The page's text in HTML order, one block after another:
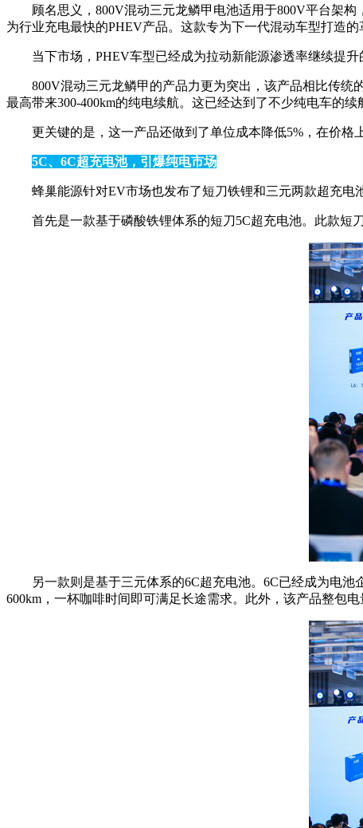
顾名思义，800V混动三元龙鳞甲电池适用于800V平台架
为行业充电最快的PHEV产品。这款专为下一代混动车型打造的
当下市场，PHEV车型已经成为拉动新能源渗透率继续提
800V混动三元龙鳞甲的产品力更为突出，该产品相比传统
最高带来300-400km的纯电续航。这已经达到了不少纯电车的续
更关键的是，这一产品还做到了单位成本降低5%，在价格
5C、6C超充电池，引爆纯电市场
蜂巢能源针对EV市场也发布了短刀铁锂和三元两款超充电
首先是一款基于磷酸铁锂体系的短刀5C超充电池。此款短
另一款则是基于三元体系的6C超充电池。6C已经成为电
600km，一杯咖啡时间即可满足长途需求。此外，该产品整包